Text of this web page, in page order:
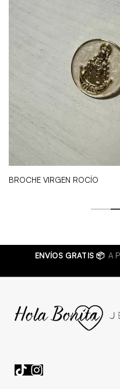
BROCHE VIRGEN ROCÍO
ENVÍOS GRATIS 📦 A